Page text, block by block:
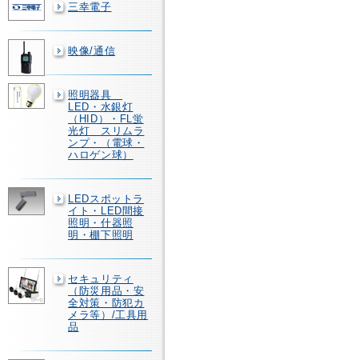
三幸電子
映像/通信
照明器具
LED・水銀灯
（HID）・FL蛍
光灯 スリムラ
ンプ・（電球・
ハロゲン球）
LEDスポットラ
イト・LED間接
照明・什器照
明・棚下照明
セキュリティ
（防災用品・安
全対策・防犯カ
メラ等）/工具用
品